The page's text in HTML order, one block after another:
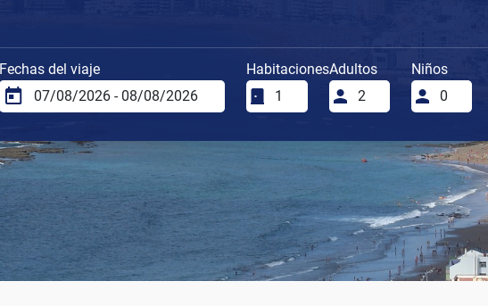
Fechas del viaje HabitacionesAdultos
Niños